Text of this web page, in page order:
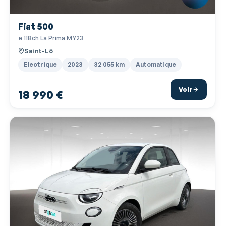
Commandes du système audio au volant
Détecteur de sous-gonflage
Ecran multifonction couleur
Feux de jour à LED
Fixations Isofix aux places arrières
Freinage automatique d'urgence
GPS Cartographique
Fiat 500
e 118ch La Prima MY23
Saint-Lô
Electrique 2023 32 055 km Automatique
18 990 € Voir